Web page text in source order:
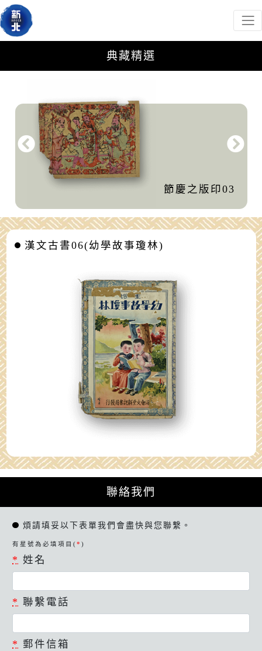
新北市政府客家事務局
網頁導覽
典藏精選
節慶之版印03
漢文古書06(幼學故事瓊林)
聯絡我們
煩請填妥以下表單我們會盡快與您聯繫。
有星號為必填項目(* )
* 姓名
* 聯繫電話
* 郵件信箱